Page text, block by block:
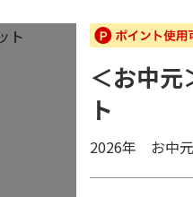
＜お中
ト
2026年 お中元